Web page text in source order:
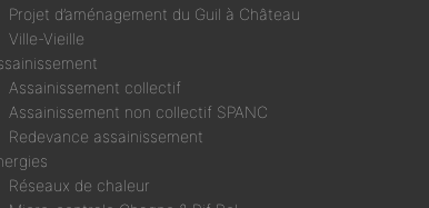
Projet d’aménagement du Guil à Château
Ville-Vieille
Assainissement collectif
Assainissement non collectif SPANC
Redevance assainissement
Réseaux de chaleur